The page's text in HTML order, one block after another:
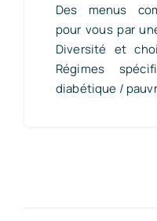
Des menus
pour vous par
Diversité et
Régimes
diabétique /